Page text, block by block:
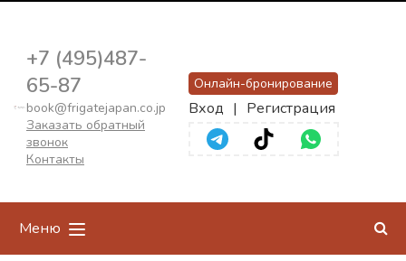
+7 (495)487-
65-87
book@frigatejapan.co.jp
Заказать обратный
звонок
Контакты
Онлайн-бронирование
Вход | Регистрация
Меню